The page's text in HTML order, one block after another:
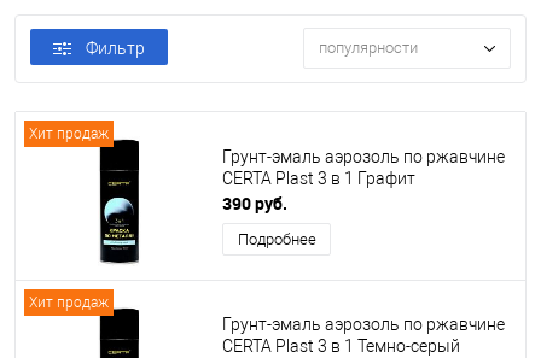
Фильтр популярности
Хит продаж
Грунт-эмаль аэрозоль по ржавчине
CERTA Plast 3 в 1 Графит
390 руб.
Подробнее
Хит продаж
Грунт-эмаль аэрозоль по ржавчине
CERTA Plast 3 в 1 Темно-серый